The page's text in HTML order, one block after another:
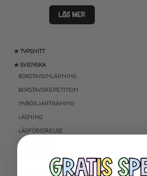
★ TYPSNITT
★ SVENSKA
BOKSTAVSINLÄRNING
BOKSTAVSREPETITION
NYBÖRJARTRÄNING
LÄSNING
LÄSFÖRSTÅELSE
SKRIVNING
GRAMMATIK OCH RÄTTSTAVNING
HÖGFREKVENTA ORD
LÄS MER